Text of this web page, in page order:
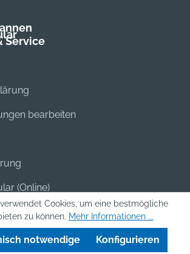
Service
bearbeiten
(Online)
Cookies, um eine bestmögliche
zu können. Mehr Informationen ...
notwendige Konfigurieren